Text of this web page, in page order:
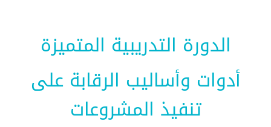
الدورة التدريبية المتميزة
أدوات وأساليب الرقابة على
تنفيذ المشروعات